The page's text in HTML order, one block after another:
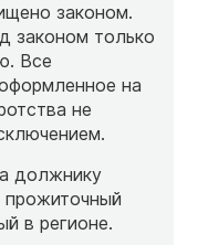
законом.
законом только
Все
на
не
должнику
прожиточный
в регионе.